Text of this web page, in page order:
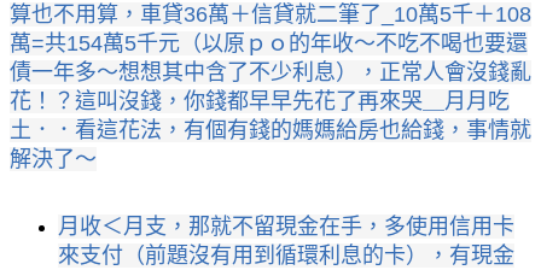
算也不用算，車貸36萬＋信貸就二筆了_10萬5千＋108
萬=共154萬5千元（以原ｐｏ的年收～不吃不喝也要還
債一年多～想想其中含了不少利息），正常人會沒錢亂
花！？這叫沒錢，你錢都早早先花了再來哭＿月月吃
土．．看這花法，有個有錢的媽媽給房也給錢，事情就
解決了～
月收＜月支，那就不留現金在手，多使用信用卡
來支付（前題沒有用到循環利息的卡），有現金